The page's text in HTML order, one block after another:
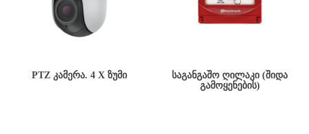
PTZ ᲙᲐᲛᲔᲠᲐ. 4 X ᲖᲣᲛᲘ
ᲡᲐᲒᲐᲜᲒᲐᲨᲝ ᲦᲘᲚᲐᲙᲘ (ᲨᲘᲓᲐ
ᲒᲐᲛᲝᲧᲔᲜᲔᲑᲘᲡ)